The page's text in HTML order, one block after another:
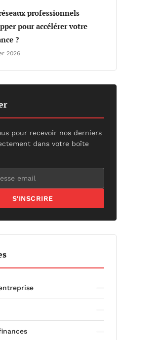
professionnels
pour accélérer votre
?
2026
pour recevoir nos derniers
dans votre boîte
S'INSCRIRE